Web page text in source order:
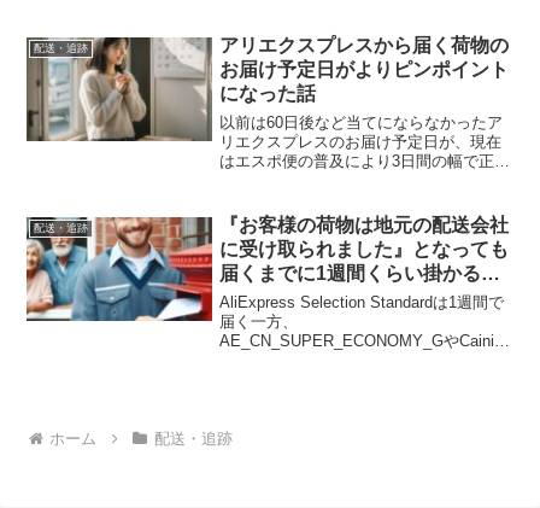
日本郵便が配達してくれます。
配送・追跡
アリエクスプレスから届く荷物の
お届け予定日がよりピンポイント
になった話
以前は60日後など当てにならなかったア
リエクスプレスのお届け予定日が、現在
はエスポ便の普及により3日間の幅で正確
ストレスが減りました。
配送・追跡
『お客様の荷物は地元の配送会社
に受け取られました』となっても
届くまでに1週間くらい掛かるこ
ともある話
AliExpress Selection Standardは1週間で
届く一方、
AE_CN_SUPER_ECONOMY_GやCainiao
されているだけです。
ホーム 配送・追跡